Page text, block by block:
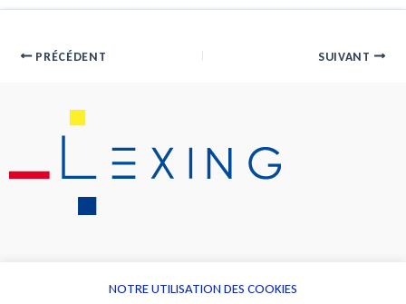
PRÉCÉDENT SUIVANT
NOTRE UTILISATION DES COOKIES